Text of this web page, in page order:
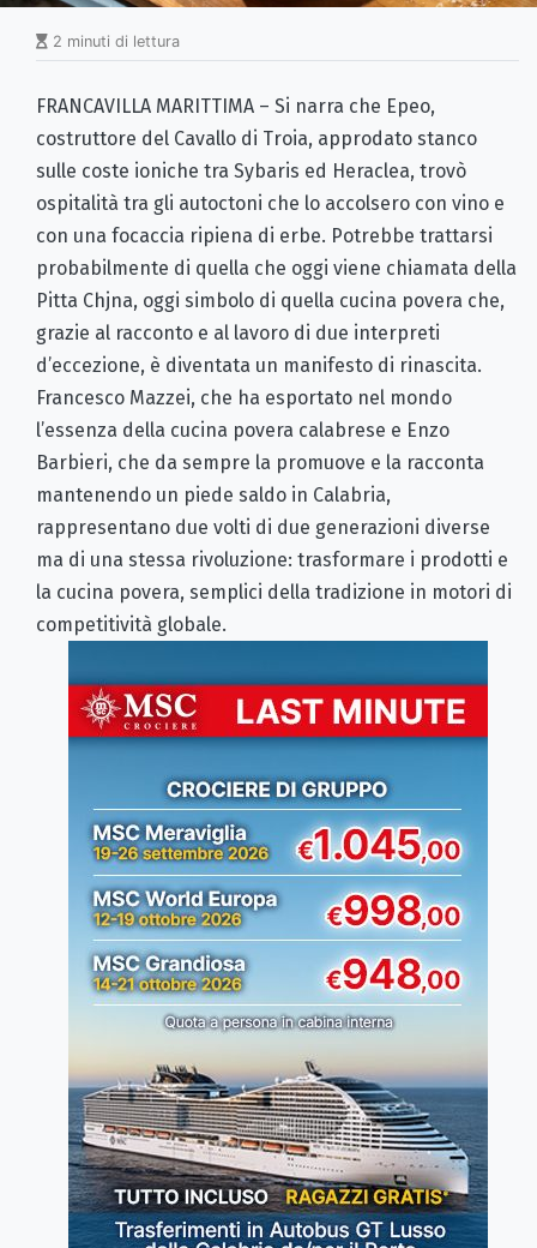
2 minuti di lettura
FRANCAVILLA MARITTIMA – Si narra che Epeo,
costruttore del Cavallo di Troia, approdato stanco
sulle coste ioniche tra Sybaris ed Heraclea, trovò
ospitalità tra gli autoctoni che lo accolsero con vino e
con una focaccia ripiena di erbe. Potrebbe trattarsi
probabilmente di quella che oggi viene chiamata della
Pitta Chjna, oggi simbolo di quella cucina povera che,
grazie al racconto e al lavoro di due interpreti
d’eccezione, è diventata un manifesto di rinascita.
Francesco Mazzei, che ha esportato nel mondo
l’essenza della cucina povera calabrese e Enzo
Barbieri, che da sempre la promuove e la racconta
mantenendo un piede saldo in Calabria,
rappresentano due volti di due generazioni diverse
ma di una stessa rivoluzione: trasformare i prodotti e
la cucina povera, semplici della tradizione in motori di
competitività globale.